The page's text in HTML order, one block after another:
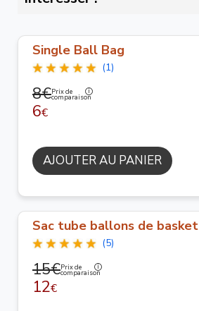
Single Ball Bag
(1)
8€Prix de
comparaison
6€
AJOUTER AU PANIER
Sac tube ballons de basket
(5)
15€Prix de
comparaison
12€